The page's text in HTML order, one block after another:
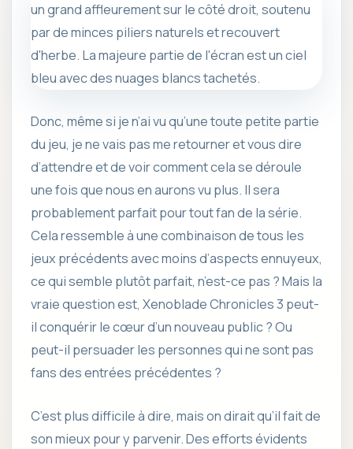
Donc, même si je n’ai vu qu’une toute petite partie
du jeu, je ne vais pas me retourner et vous dire
d’attendre et de voir comment cela se déroule
une fois que nous en aurons vu plus. Il sera
probablement parfait pour tout fan de la série.
Cela ressemble à une combinaison de tous les
jeux précédents avec moins d’aspects ennuyeux,
ce qui semble plutôt parfait, n’est-ce pas ? Mais la
vraie question est, Xenoblade Chronicles 3 peut-
il conquérir le cœur d’un nouveau public ? Ou
peut-il persuader les personnes qui ne sont pas
fans des entrées précédentes ?
C’est plus difficile à dire, mais on dirait qu’il fait de
son mieux pour y parvenir. Des efforts évidents